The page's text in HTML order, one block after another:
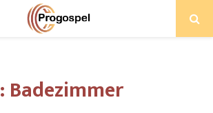
Badezimmer